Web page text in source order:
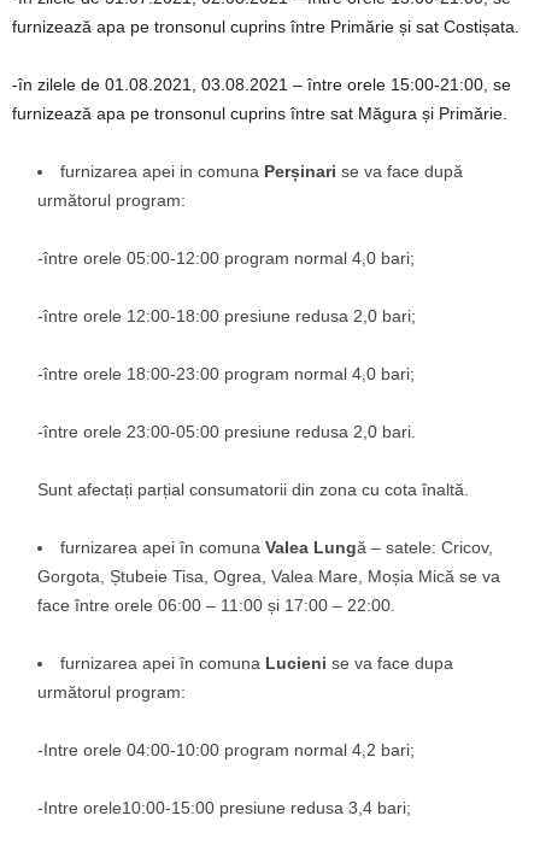
furnizează apa pe tronsonul cuprins între Primărie și sat Costișata.
-în zilele de 01.08.2021, 03.08.2021 – între orele 15:00-21:00, se
furnizează apa pe tronsonul cuprins între sat Măgura și Primărie.
furnizarea apei in comuna Perșinari se va face după
următorul program:
-între orele 05:00-12:00 program normal 4,0 bari;
-între orele 12:00-18:00 presiune redusa 2,0 bari;
-între orele 18:00-23:00 program normal 4,0 bari;
-între orele 23:00-05:00 presiune redusa 2,0 bari.
Sunt afectați parțial consumatorii din zona cu cota înaltă.
furnizarea apei în comuna Valea Lungă – satele: Cricov,
Gorgota, Ștubeie Tisa, Ogrea, Valea Mare, Moșia Mică se va
face între orele 06:00 – 11:00 și 17:00 – 22:00.
furnizarea apei în comuna Lucieni se va face dupa
următorul program:
-Intre orele 04:00-10:00 program normal 4,2 bari;
-Intre orele10:00-15:00 presiune redusa 3,4 bari;